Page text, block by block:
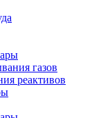
газов
реактивов